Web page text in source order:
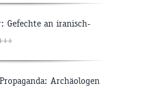
Gefechte an iranisch-
Archäologen